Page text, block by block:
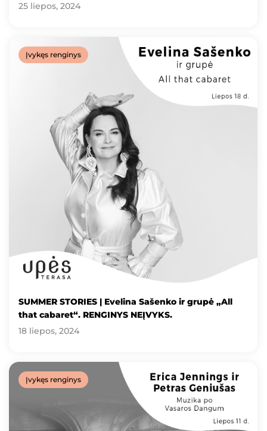
25 liepos, 2024
Įvykęs renginys
SUMMER STORIES | Evelina Sašenko ir grupė „All
that cabaret“. RENGINYS NEĮVYKS.
18 liepos, 2024
Įvykęs renginys